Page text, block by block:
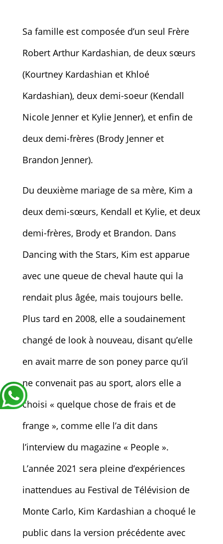
Sa famille est composée d’un seul Frère
Robert Arthur Kardashian, de deux sœurs
(Kourtney Kardashian et Khloé
Kardashian), deux demi-soeur (Kendall
Nicole Jenner et Kylie Jenner), et enfin de
deux demi-frères (Brody Jenner et
Brandon Jenner).
Du deuxième mariage de sa mère, Kim a
deux demi-sœurs, Kendall et Kylie, et deux
demi-frères, Brody et Brandon. Dans
Dancing with the Stars, Kim est apparue
avec une queue de cheval haute qui la
rendait plus âgée, mais toujours belle.
Plus tard en 2008, elle a soudainement
changé de look à nouveau, disant qu’elle
en avait marre de son poney parce qu’il
ne convenait pas au sport, alors elle a
choisi « quelque chose de frais et de
frange », comme elle l’a dit dans
l’interview du magazine « People ».
L’année 2021 sera pleine d’expériences
inattendues au Festival de Télévision de
Monte Carlo, Kim Kardashian a choqué le
public dans la version précédente avec